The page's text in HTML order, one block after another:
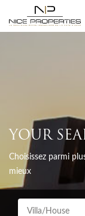
YOUR
Choisissez parmi
mieux
Villa/House